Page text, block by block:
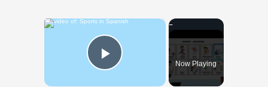
×
Play VideoNow Playing